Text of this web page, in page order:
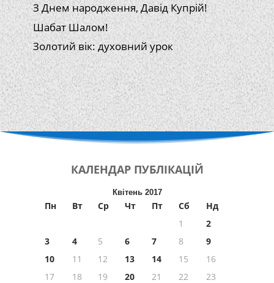
З Днем народження, Давід Купрій!
Шабат Шалом!
Золотий вік: духовний урок
КАЛЕНДАР ПУБЛІКАЦІЙ
Квітень 2017
Пн Вт Ср Чт Пт Сб
Нд
1
2
3
4 5 6 7 8
9
10
11 12 13 14 15
16
17
18 19 20 21 22
23